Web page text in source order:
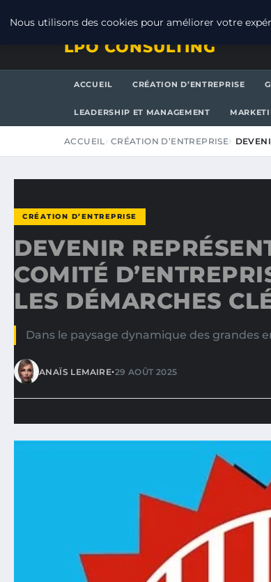
LPO CONSULTING
ACCUEIL CRÉATION D’ENTREPRISE
LEADERSHIP ET MANAGEMENT
ACCUEIL CRÉATION D’ENTREPRISE
CRÉATION D’ENTREPRISE
DEVENIR
COMITÉ
LES DÉMARCHES
Dans le paysage dynamique des grandes
ANAÏS LEMAIRE•29 AOÛT 2025
Nous utilisons des cookies pour améliorer votre